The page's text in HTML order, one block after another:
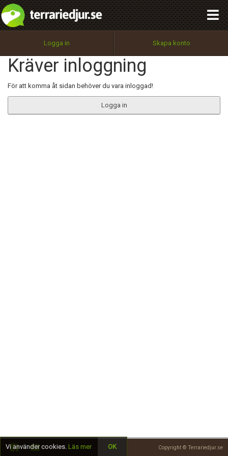
Logga in Skapa konto
Kräver inloggning
För att komma åt sidan behöver du vara inloggad!
Logga in
Copyright © Terrariedjur.se
Utför
100%
OK
integritetspolicy
Namn:
Epost:
Begär nytt lösenord
Tillbaka till förstasidan
Vi använder cookies. Läs mer OK